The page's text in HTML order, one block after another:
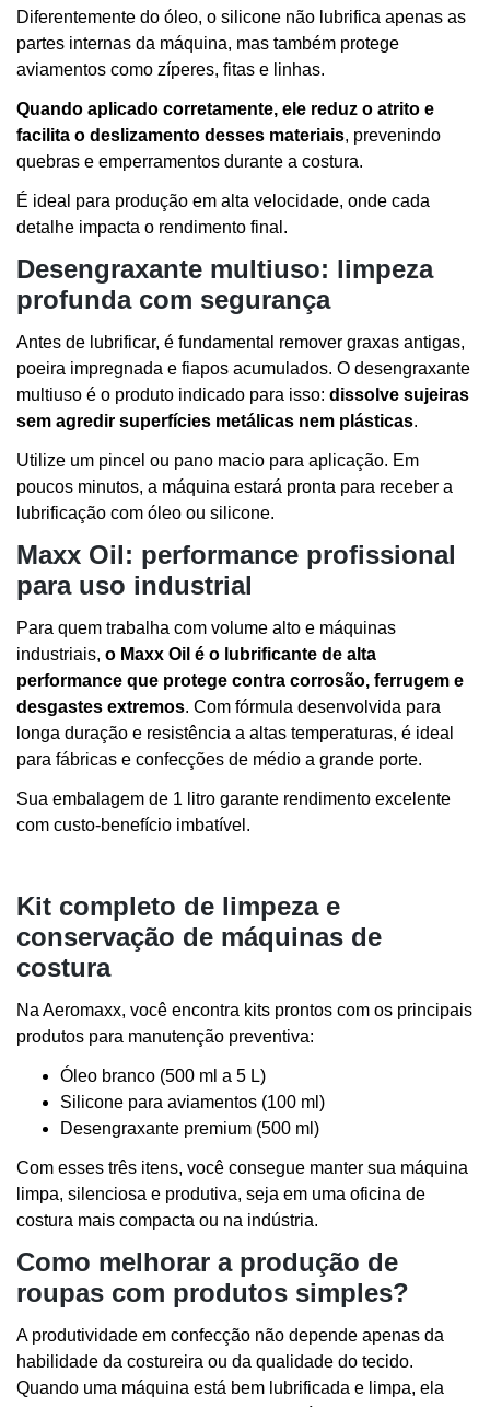
Diferentemente do óleo, o silicone não lubrifica apenas as
partes internas da máquina, mas também protege
aviamentos como zíperes, fitas e linhas.
Quando aplicado corretamente, ele reduz o atrito e
facilita o deslizamento desses materiais, prevenindo
quebras e emperramentos durante a costura.
É ideal para produção em alta velocidade, onde cada
detalhe impacta o rendimento final.
Desengraxante multiuso: limpeza
profunda com segurança
Antes de lubrificar, é fundamental remover graxas antigas,
poeira impregnada e fiapos acumulados. O desengraxante
multiuso é o produto indicado para isso: dissolve sujeiras
sem agredir superfícies metálicas nem plásticas.
Utilize um pincel ou pano macio para aplicação. Em
poucos minutos, a máquina estará pronta para receber a
lubrificação com óleo ou silicone.
Maxx Oil: performance profissional
para uso industrial
Para quem trabalha com volume alto e máquinas
industriais, o Maxx Oil é o lubrificante de alta
performance que protege contra corrosão, ferrugem e
desgastes extremos. Com fórmula desenvolvida para
longa duração e resistência a altas temperaturas, é ideal
para fábricas e confecções de médio a grande porte.
Sua embalagem de 1 litro garante rendimento excelente
com custo-benefício imbatível.
Kit completo de limpeza e
conservação de máquinas de
costura
Na Aeromaxx, você encontra kits prontos com os principais
produtos para manutenção preventiva:
Óleo branco (500 ml a 5 L)
Silicone para aviamentos (100 ml)
Desengraxante premium (500 ml)
Com esses três itens, você consegue manter sua máquina
limpa, silenciosa e produtiva, seja em uma oficina de
costura mais compacta ou na indústria.
Como melhorar a produção de
roupas com produtos simples?
A produtividade em confecção não depende apenas da
habilidade da costureira ou da qualidade do tecido.
Quando uma máquina está bem lubrificada e limpa, ela